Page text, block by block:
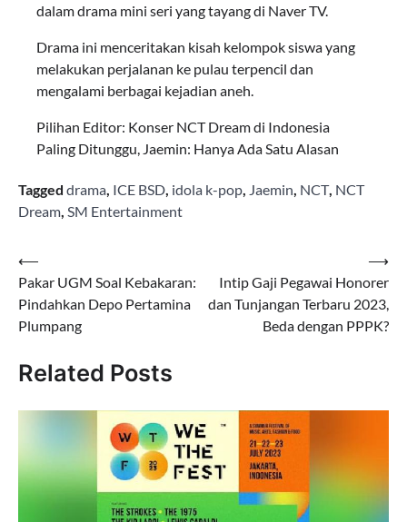
dalam drama mini seri yang tayang di Naver TV.
Drama ini menceritakan kisah kelompok siswa yang
melakukan perjalanan ke pulau terpencil dan
mengalami berbagai kejadian aneh.
Pilihan Editor: Konser NCT Dream di Indonesia
Paling Ditunggu, Jaemin: Hanya Ada Satu Alasan
Tagged drama, ICE BSD, idola k-pop, Jaemin, NCT, NCT
Dream, SM Entertainment
Navigasi
pos
⟵
Pakar UGM Soal Kebakaran:
Pindahkan Depo Pertamina
Plumpang
Intip Gaji Pegawai Honorer
dan Tunjangan Terbaru 2023,
Beda dengan PPPK?
⟶
Related Posts